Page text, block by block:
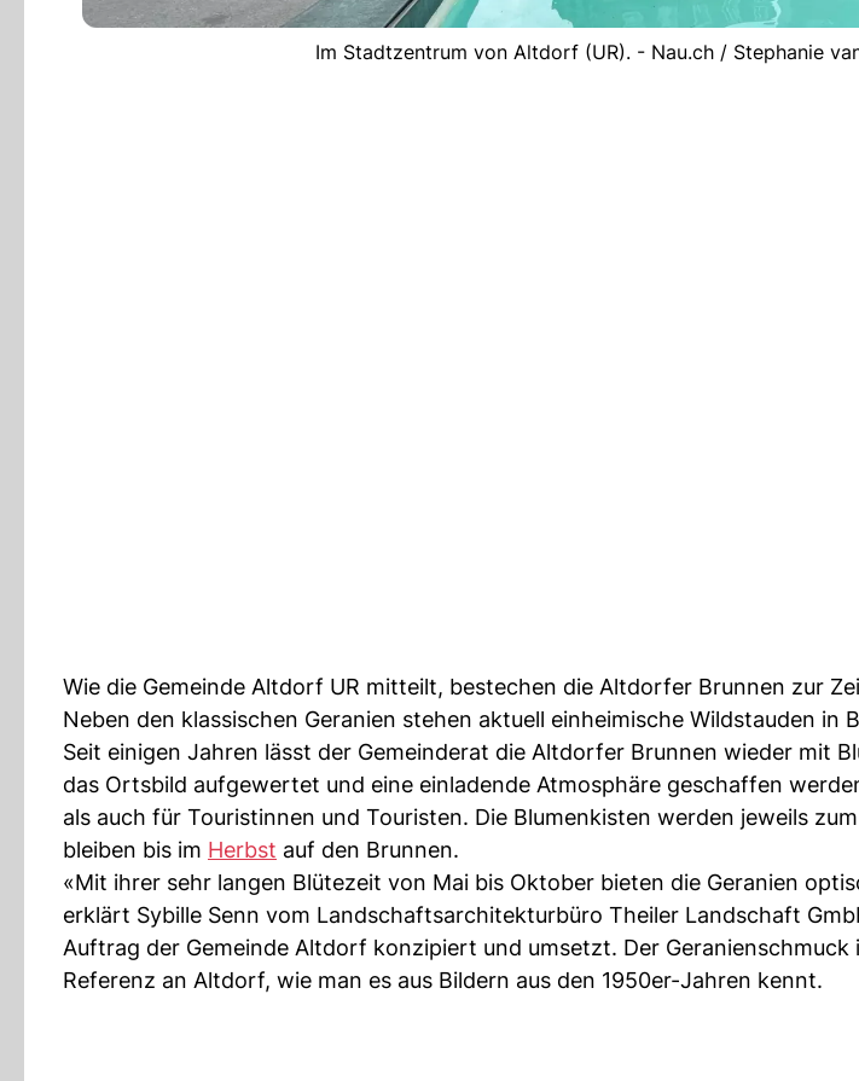
Im Stadtzentrum von Altdorf (UR). - Nau.ch / Stephanie
Wie die Gemeinde Altdorf UR mitteilt, bestechen die Altdorfer Brunnen zur
Neben den klassischen Geranien stehen aktuell einheimische Wildstauden in
Seit einigen Jahren lässt der Gemeinderat die Altdorfer Brunnen wieder mit
das Ortsbild aufgewertet und eine einladende Atmosphäre geschaffen
als auch für Touristinnen und Touristen. Die Blumenkisten werden jeweils zum
bleiben bis im Herbst auf den Brunnen.
«Mit ihrer sehr langen Blütezeit von Mai bis Oktober bieten die Geranien
erklärt Sybille Senn vom Landschaftsarchitekturbüro Theiler Landschaft
Auftrag der Gemeinde Altdorf konzipiert und umsetzt. Der Geranienschmuck
Referenz an Altdorf, wie man es aus Bildern aus den 1950er-Jahren kennt.